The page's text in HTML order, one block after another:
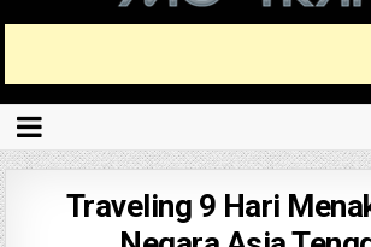
Traveling 9 Hari